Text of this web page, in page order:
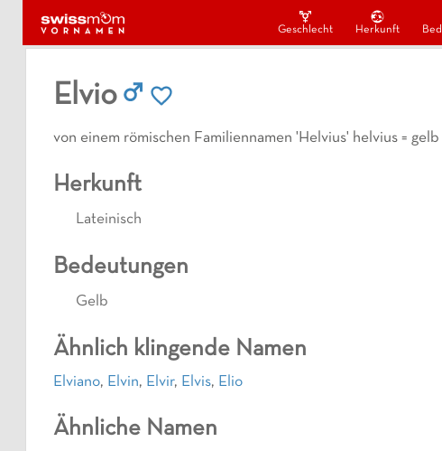
Geschlecht Herkunft
Elvio
von einem römischen Familiennamen 'Helvius' helvius =
Herkunft
Lateinisch
Bedeutungen
Gelb
Ähnlich klingende Namen
Elviano, Elvin, Elvir, Elvis, Elio
Ähnliche Namen